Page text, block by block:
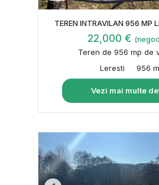
TEREN INTRAVILAN 956 MP
22,000 €
Teren de 956 mp de
Leresti
956
Vezi mai multe